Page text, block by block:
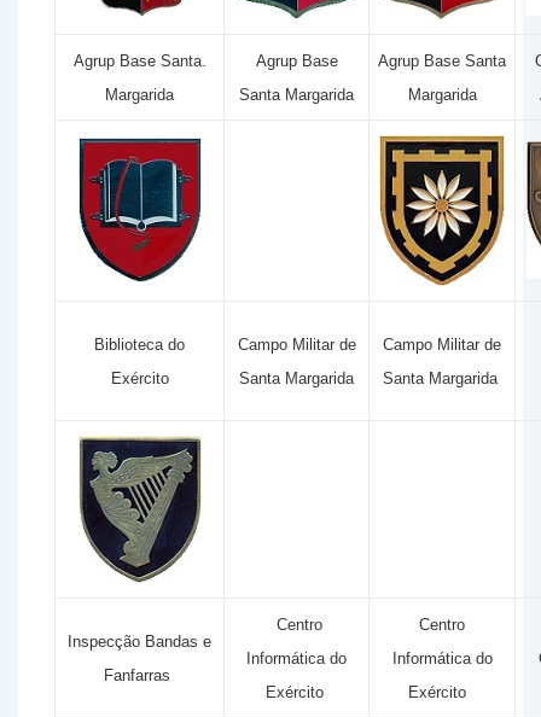
Agrup Base Santa.
Margarida
Agrup Base
Santa Margarida
Agrup Base Santa
Margarida
Biblioteca do
Exército
Campo Militar de
Santa Margarida
Campo Militar de
Santa Margarida
Inspecção Bandas e
Fanfarras
Centro
Informática do
Exército
Centro
Informática do
Exército